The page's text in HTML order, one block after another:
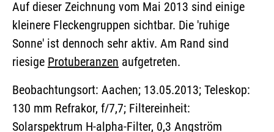
Auf dieser Zeichnung vom Mai 2013 sind einige
kleinere Fleckengruppen sichtbar. Die 'ruhige
Sonne' ist dennoch sehr aktiv. Am Rand sind
riesige Protuberanzen aufgetreten.
Beobachtungsort: Aachen; 13.05.2013; Teleskop:
130 mm Refrakor, f/7,7; Filtereinheit:
Solarspektrum H-alpha-Filter, 0,3 Angström